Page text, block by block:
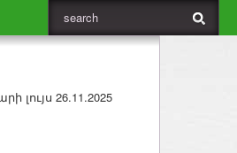
Բարի լույս 25.11.2025